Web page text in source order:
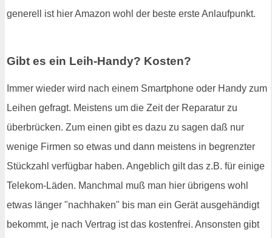
generell ist hier Amazon wohl der beste erste Anlaufpunkt.
Gibt es ein Leih-Handy? Kosten?
Immer wieder wird nach einem Smartphone oder Handy zum
Leihen gefragt. Meistens um die Zeit der Reparatur zu
überbrücken. Zum einen gibt es dazu zu sagen daß nur
wenige Firmen so etwas und dann meistens in begrenzter
Stückzahl verfügbar haben. Angeblich gilt das z.B. für einige
Telekom-Läden. Manchmal muß man hier übrigens wohl
etwas länger "nachhaken" bis man ein Gerät ausgehändigt
bekommt, je nach Vertrag ist das kostenfrei. Ansonsten gibt